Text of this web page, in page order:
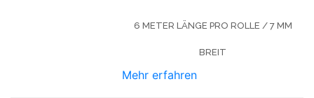
6 METER LÄNGE PRO ROLLE / 7 MM
BREIT
Mehr erfahren